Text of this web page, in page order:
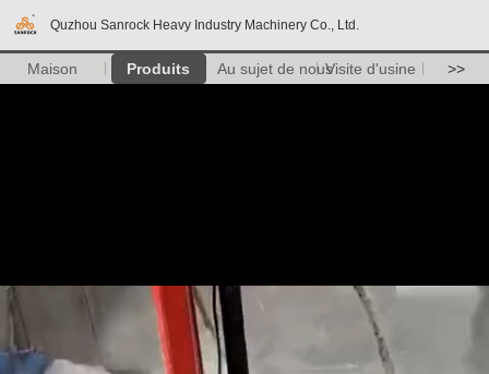
Quzhou Sanrock Heavy Industry Machinery Co., Ltd.
Maison Produits Au sujet de nousVisite d'usine >>